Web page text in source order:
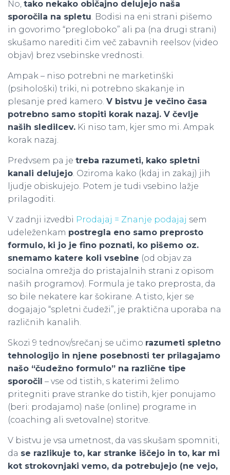
No, tako nekako običajno delujejo naša
sporočila na spletu. Bodisi na eni strani pišemo
in govorimo “pregloboko” ali pa (na drugi strani)
skušamo narediti čim več zabavnih reelsov (video
objav) brez vsebinske vrednosti.
Ampak – niso potrebni ne marketinški
(psihološki) triki, ni potrebno skakanje in
plesanje pred kamero. V bistvu je večino časa
potrebno samo stopiti korak nazaj. V čevlje
naših sledilcev. Ki niso tam, kjer smo mi. Ampak
korak nazaj.
Predvsem pa je treba razumeti, kako spletni
kanali delujejo. Oziroma kako (kdaj in zakaj) jih
ljudje obiskujejo. Potem je tudi vsebino lažje
prilagoditi.
V zadnji izvedbi Prodajaj = Znanje podajaj sem
udeleženkam postregla eno samo preprosto
formulo, ki jo je fino poznati, ko pišemo oz.
snemamo katere koli vsebine (od objav za
socialna omrežja do pristajalnih strani z opisom
naših programov). Formula je tako preprosta, da
so bile nekatere kar šokirane. A tisto, kjer se
dogajajo “spletni čudeži”, je praktična uporaba na
različnih kanalih.
Skozi 9 tednov/srečanj se učimo razumeti spletno
tehnologijo in njene posebnosti ter prilagajamo
našo “čudežno formulo” na različne tipe
sporočil – vse od tistih, s katerimi želimo
pritegniti prave stranke do tistih, kjer ponujamo
(beri: prodajamo) naše (online) programe in
(coaching ali svetovalne) storitve.
V bistvu je vsa umetnost, da vas skušam spomniti,
da se razlikuje to, kar stranke iščejo in to, kar mi
kot strokovnjaki vemo, da potrebujejo (ne vejo,